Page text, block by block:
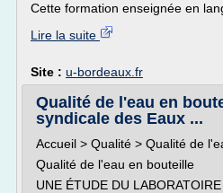
Cette formation enseignée en
Lire la suite
Site : u-bordeaux.fr
Qualité de l'eau en
syndicale des Eaux ...
Accueil > Qualité > Qualité de
Qualité de l'eau en bouteille
UNE ÉTUDE DU